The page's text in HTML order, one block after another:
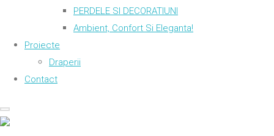
PERDELE SI DECORATIUNI
Ambient, Confort Si Eleganta!
Proiecte
Draperii
Contact